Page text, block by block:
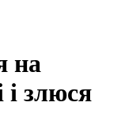
на
і злюся